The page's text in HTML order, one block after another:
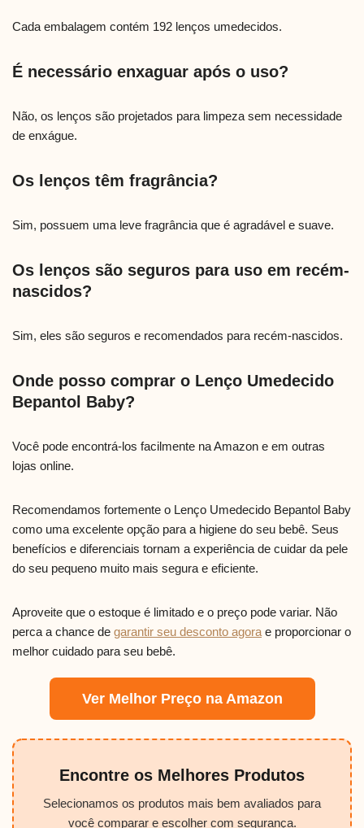
Cada embalagem contém 192 lenços umedecidos.
É necessário enxaguar após o uso?
Não, os lenços são projetados para limpeza sem necessidade
de enxágue.
Os lenços têm fragrância?
Sim, possuem uma leve fragrância que é agradável e suave.
Os lenços são seguros para uso em recém-
nascidos?
Sim, eles são seguros e recomendados para recém-nascidos.
Onde posso comprar o Lenço Umedecido
Bepantol Baby?
Você pode encontrá-los facilmente na Amazon e em outras
lojas online.
Recomendamos fortemente o Lenço Umedecido Bepantol Baby
como uma excelente opção para a higiene do seu bebê. Seus
benefícios e diferenciais tornam a experiência de cuidar da pele
do seu pequeno muito mais segura e eficiente.
Aproveite que o estoque é limitado e o preço pode variar. Não
perca a chance de garantir seu desconto agora e proporcionar o
melhor cuidado para seu bebê.
Ver Melhor Preço na Amazon
Encontre os Melhores Produtos
Selecionamos os produtos mais bem avaliados para
você comparar e escolher com segurança.